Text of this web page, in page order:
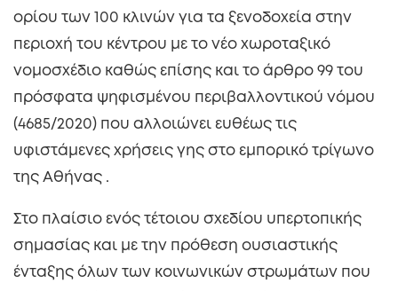
ορίου των 100 κλινών για τα ξενοδοχεία στην
περιοχή του κέντρου με το νέο χωροταξικό
νομοσχέδιο καθώς επίσης και το άρθρο 99 του
πρόσφατα ψηφισμένου περιβαλλοντικού νόμου
(4685/2020) που αλλοιώνει ευθέως τις
υφιστάμενες χρήσεις γης στο εμπορικό τρίγωνο
της Αθήνας .
Στο πλαίσιο ενός τέτοιου σχεδίου υπερτοπικής
σημασίας και με την πρόθεση ουσιαστικής
ένταξης όλων των κοινωνικών στρωμάτων που